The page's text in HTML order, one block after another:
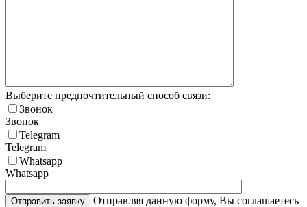
Выберите предпочтительный способ связи:
Звонок
Звонок
Telegram
Telegram
Whatsapp
Whatsapp
Отправляя данную форму, Вы соглашаетесь